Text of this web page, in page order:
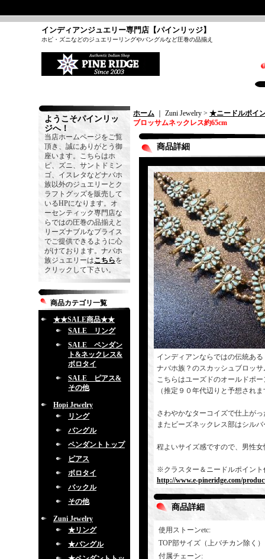
インディアンジュエリー専門店【パインリッジ】
ホピ・ズニなどのジュエリーリングやバングルなど圧巻の品揃え
ようこそパインリッ
ジへ！
当店ホームページをご覧
頂き、誠にありがとう御
座います。こちらはホ
ピ、ズニ、サントドミン
ゴ、イスレタなどナバホ
族以外のジュエリーとク
ラフトグッズを販売して
いるHPになります。オ
ーセンティック専門店な
らではの圧巻の品揃えと
リーズナブルなプライス
でご提供できるように心
がけております。ナバホ
族ジュエリーはこちらを
クリックして下さい。
商品カテゴリ一覧
★★SALE商品★★
SALE リング
SALE ペンダン
ト&ネックレス&
ボロタイ
SALE ピアス&
その他
Hopi Jewelry
リング
バングル
ペンダントトップ
ピアス
ボロタイ
バックル
その他
Zuni Jewelry
★リング
★バングル
ホーム ｜ Zuni Jewelry > ★ニードルポイ
ブロッサムネックレス約65cm
商品詳細
インディアンならではの伝統あ
ナバホ族？のスカッシュブロッ
こちらはユーズドのオールドポ
（推定９０年代辺りと予想され
さわやかなターコイズで仕上が
またビーズネックレス部はシル
程よいサイズ感ですので、男性
※クラスター＆ニードルポイン
http://www.e-pineridge.com/
商品詳細
使用ストーンetc:
TOP部サイズ（上バチカン除く）
付属チェーン: